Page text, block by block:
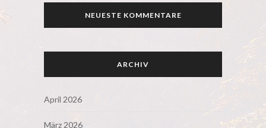
NEUESTE KOMMENTARE
ARCHIV
April 2026
März 2026